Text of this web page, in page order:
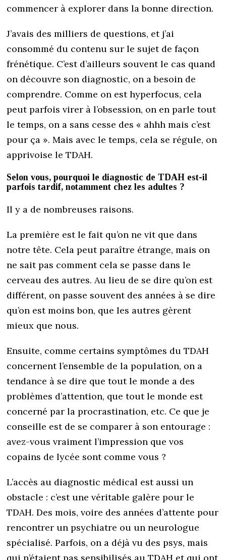
commencer à explorer dans la bonne direction.
J’avais des milliers de questions, et j’ai
consommé du contenu sur le sujet de façon
frénétique. C’est d’ailleurs souvent le cas quand
on découvre son diagnostic, on a besoin de
comprendre. Comme on est hyperfocus, cela
peut parfois virer à l’obsession, on en parle tout
le temps, on a sans cesse des « ahhh mais c’est
pour ça ». Mais avec le temps, cela se régule, on
apprivoise le TDAH.
Selon vous, pourquoi le diagnostic de TDAH est-il
parfois tardif, notamment chez les adultes ?
Il y a de nombreuses raisons.
La première est le fait qu’on ne vit que dans
notre tête. Cela peut paraître étrange, mais on
ne sait pas comment cela se passe dans le
cerveau des autres. Au lieu de se dire qu’on est
différent, on passe souvent des années à se dire
qu’on est moins bon, que les autres gèrent
mieux que nous.
Ensuite, comme certains symptômes du TDAH
concernent l’ensemble de la population, on a
tendance à se dire que tout le monde a des
problèmes d’attention, que tout le monde est
concerné par la procrastination, etc. Ce que je
conseille est de se comparer à son entourage :
avez-vous vraiment l’impression que vos
copains de lycée sont comme vous ?
L’accès au diagnostic médical est aussi un
obstacle : c’est une véritable galère pour le
TDAH. Des mois, voire des années d’attente pour
rencontrer un psychiatre ou un neurologue
spécialisé. Parfois, on a déjà vu des psys, mais